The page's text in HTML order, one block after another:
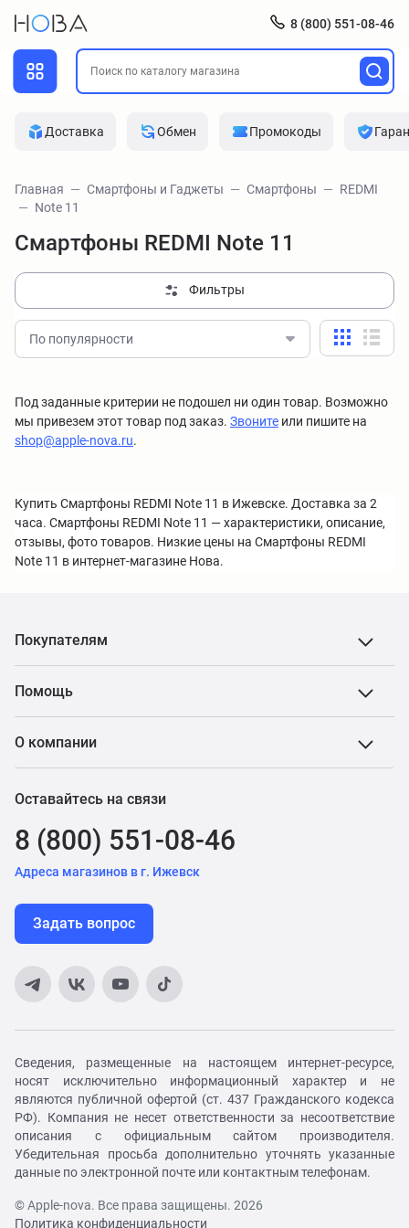
8 (800) 551-08-46
Доставка Обмен Промокоды
Главная Смартфоны и Гаджеты Смартфоны
REDMI
Note 11
Смартфоны REDMI Note 11
Фильтры
По популярности
Под заданные критерии не подошел ни один товар. Возможно
мы привезем этот товар под заказ. Звоните или пишите на
shop@apple-nova.ru.
Купить Смартфоны REDMI Note 11 в Ижевске. Доставка за 2
часа. Смартфоны REDMI Note 11 — характеристики, описание,
отзывы, фото товаров. Низкие цены на Смартфоны REDMI
Note 11 в интернет-магазине Нова.
Покупателям
Помощь
О компании
Оставайтесь на связи
8 (800) 551-08-46
Адреса магазинов в г. Ижевск
Задать вопрос
Сведения, размещенные на настоящем интернет-ресурсе,
носят исключительно информационный характер и не
являются публичной офертой (ст. 437 Гражданского кодекса
РФ). Компания не несет ответственности за несоответствие
описания с официальным сайтом производителя.
Убедительная просьба дополнительно уточнять указанные
данные по электронной почте или контактным телефонам.
© Apple-nova. Все права защищены. 2026
Политика конфиденциальности